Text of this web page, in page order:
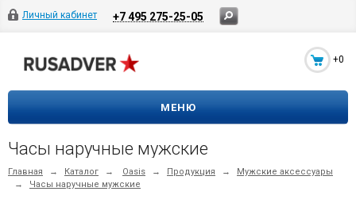
Личный кабинет +7 495 275-25-05
+0
МЕНЮ
Часы наручные мужские
Главная → Каталог → Oasis → Продукция →
Мужские аксессуары
→
Часы наручные мужские